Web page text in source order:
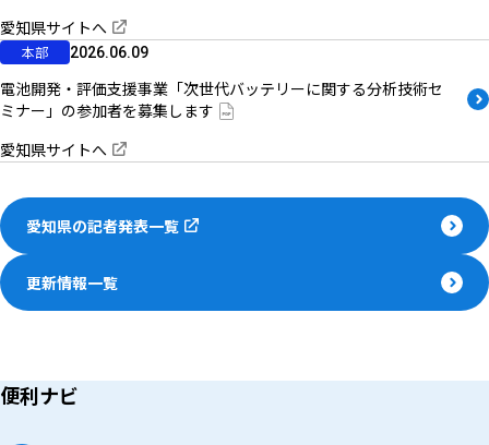
愛知県サイトへ
本部 2026.06.09
電池開発・評価支援事業「次世代バッテリーに関する分析技術セ
ミナー」の参加者を募集します
愛知県サイトへ
愛知県の記者発表一覧
更新情報一覧
便利ナビ